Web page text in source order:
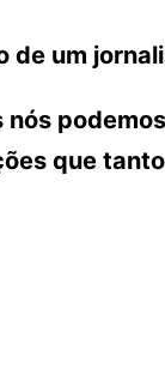
um
que